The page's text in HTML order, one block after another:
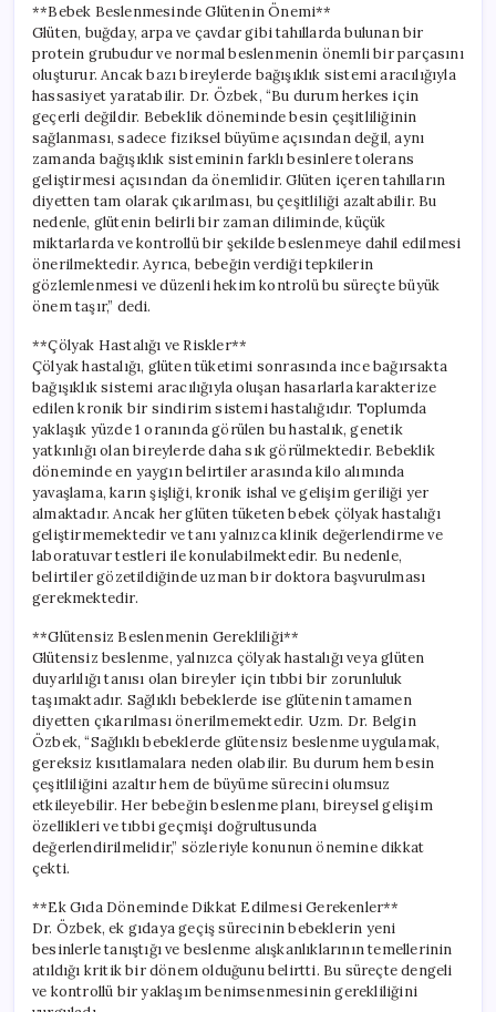
**Bebek Beslenmesinde Glütenin Önemi**
Glüten, buğday, arpa ve çavdar gibi tahıllarda bulunan bir
protein grubudur ve normal beslenmenin önemli bir parçasını
oluşturur. Ancak bazı bireylerde bağışıklık sistemi aracılığıyla
hassasiyet yaratabilir. Dr. Özbek, “Bu durum herkes için
geçerli değildir. Bebeklik döneminde besin çeşitliliğinin
sağlanması, sadece fiziksel büyüme açısından değil, aynı
zamanda bağışıklık sisteminin farklı besinlere tolerans
geliştirmesi açısından da önemlidir. Glüten içeren tahılların
diyetten tam olarak çıkarılması, bu çeşitliliği azaltabilir. Bu
nedenle, glütenin belirli bir zaman diliminde, küçük
miktarlarda ve kontrollü bir şekilde beslenmeye dahil edilmesi
önerilmektedir. Ayrıca, bebeğin verdiği tepkilerin
gözlemlenmesi ve düzenli hekim kontrolü bu süreçte büyük
önem taşır,” dedi.
**Çölyak Hastalığı ve Riskler**
Çölyak hastalığı, glüten tüketimi sonrasında ince bağırsakta
bağışıklık sistemi aracılığıyla oluşan hasarlarla karakterize
edilen kronik bir sindirim sistemi hastalığıdır. Toplumda
yaklaşık yüzde 1 oranında görülen bu hastalık, genetik
yatkınlığı olan bireylerde daha sık görülmektedir. Bebeklik
döneminde en yaygın belirtiler arasında kilo alımında
yavaşlama, karın şişliği, kronik ishal ve gelişim geriliği yer
almaktadır. Ancak her glüten tüketen bebek çölyak hastalığı
geliştirmemektedir ve tanı yalnızca klinik değerlendirme ve
laboratuvar testleri ile konulabilmektedir. Bu nedenle,
belirtiler gözetildiğinde uzman bir doktora başvurulması
gerekmektedir.
**Glütensiz Beslenmenin Gerekliliği**
Glütensiz beslenme, yalnızca çölyak hastalığı veya glüten
duyarlılığı tanısı olan bireyler için tıbbi bir zorunluluk
taşımaktadır. Sağlıklı bebeklerde ise glütenin tamamen
diyetten çıkarılması önerilmemektedir. Uzm. Dr. Belgin
Özbek, “Sağlıklı bebeklerde glütensiz beslenme uygulamak,
gereksiz kısıtlamalara neden olabilir. Bu durum hem besin
çeşitliliğini azaltır hem de büyüme sürecini olumsuz
etkileyebilir. Her bebeğin beslenme planı, bireysel gelişim
özellikleri ve tıbbi geçmişi doğrultusunda
değerlendirilmelidir,” sözleriyle konunun önemine dikkat
çekti.
**Ek Gıda Döneminde Dikkat Edilmesi Gerekenler**
Dr. Özbek, ek gıdaya geçiş sürecinin bebeklerin yeni
besinlerle tanıştığı ve beslenme alışkanlıklarının temellerinin
atıldığı kritik bir dönem olduğunu belirtti. Bu süreçte dengeli
ve kontrollü bir yaklaşım benimsenmesinin gerekliliğini